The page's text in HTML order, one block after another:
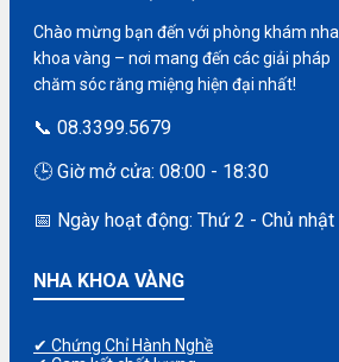
Chào mừng bạn đến với phòng khám nha
khoa vàng – nơi mang đến các giải pháp
chăm sóc răng miệng hiện đại nhất!
📞 08.3399.5679
🕒 Giờ mở cửa: 08:00 - 18:30
📅 Ngày hoạt động: Thứ 2 - Chủ nhật
NHA KHOA VÀNG
✔ Chứng Chỉ Hành Nghề